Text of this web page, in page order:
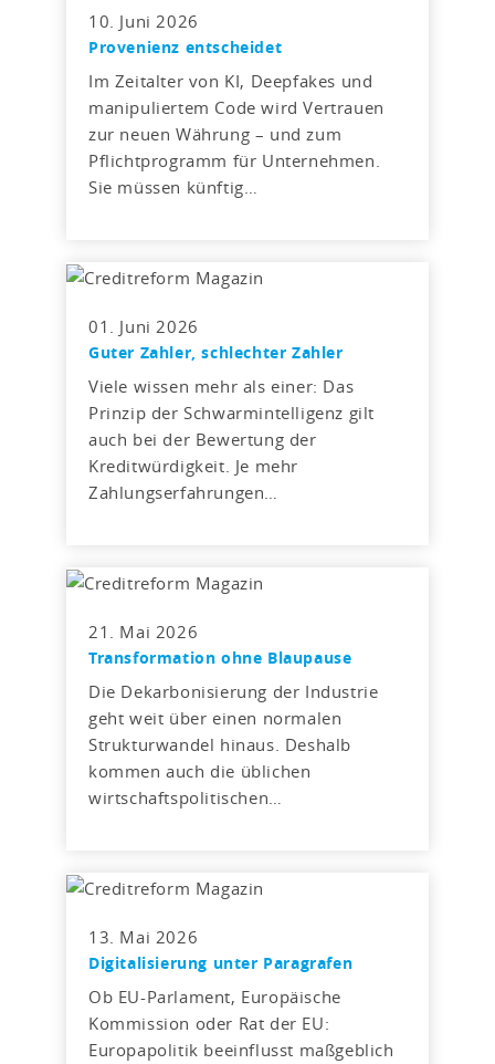
10. Juni 2026
Provenienz entscheidet
Im Zeitalter von KI, Deepfakes und
manipuliertem Code wird Vertrauen
zur neuen Währung – und zum
Pflichtprogramm für Unternehmen.
Sie müssen künftig…
01. Juni 2026
Guter Zahler, schlechter Zahler
Viele wissen mehr als einer: Das
Prinzip der Schwarmintelligenz gilt
auch bei der Bewertung der
Kreditwürdigkeit. Je mehr
Zahlungserfahrungen…
21. Mai 2026
Transformation ohne Blaupause
Die Dekarbonisierung der Industrie
geht weit über einen normalen
Strukturwandel hinaus. Deshalb
kommen auch die üblichen
wirtschaftspolitischen…
13. Mai 2026
Digitalisierung unter Paragrafen
Ob EU-Parlament, Europäische
Kommission oder Rat der EU:
Europapolitik beeinflusst maßgeblich